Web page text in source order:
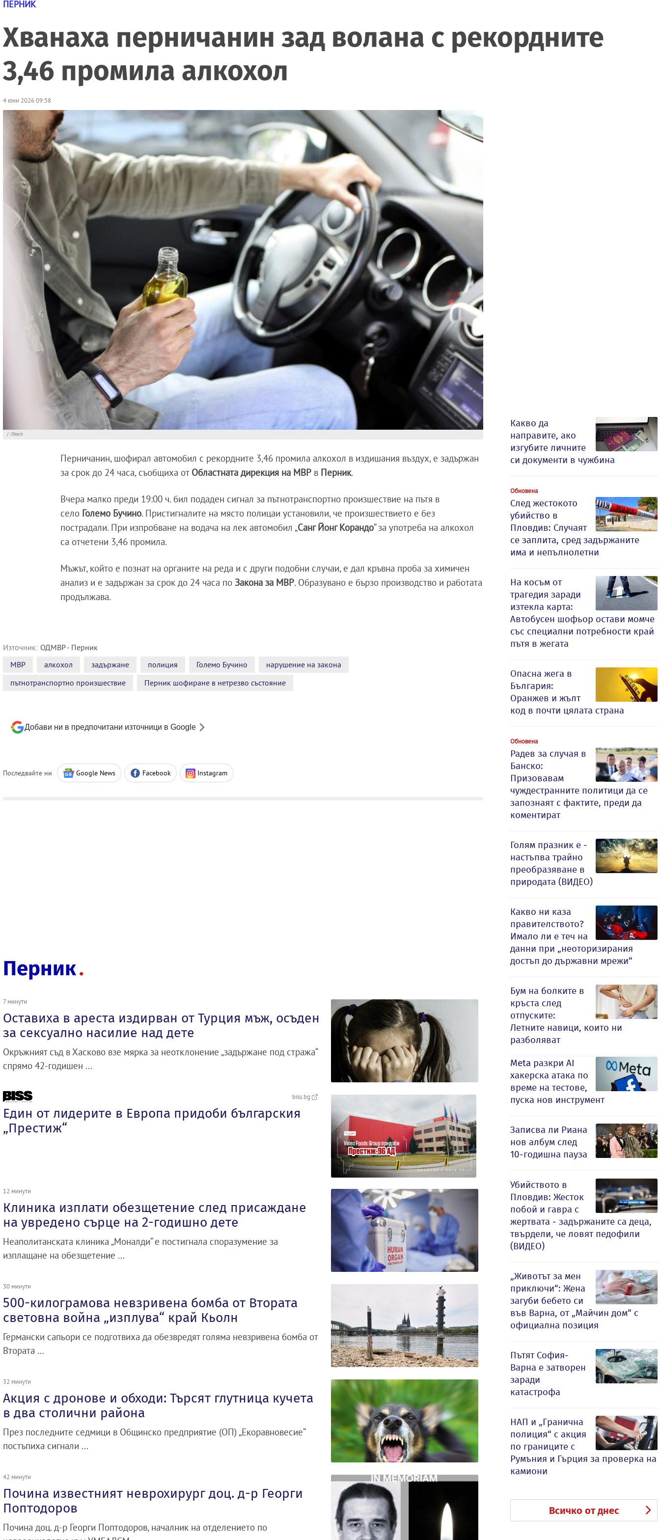
ПЕРНИК
Хванаха перничанин зад волана с рекордните
3,46 промила алкохол
4 юни 2026 09:58
/ iStock
Перничанин, шофирал автомобил с рекордните 3,46 промила алкохол в издишания въздух, е задържан
за срок до 24 часа, съобщиха от Областната дирекция на МВР в Перник.
Вчера малко преди 19:00 ч. бил подаден сигнал за пътнотранспортно произшествие на пътя в
село Големо Бучино. Пристигналите на място полицаи установили, че произшествието е без
пострадали. При изпробване на водача на лек автомобил „Санг Йонг Корандо“ за употреба на алкохол
са отчетени 3,46 промила.
Мъжът, който е познат на органите на реда и с други подобни случаи, е дал кръвна проба за химичен
анализ и е задържан за срок до 24 часа по Закона за МВР. Образувано е бързо производство и работата
продължава.
Източник: ОДМВР - Перник
МВР
алкохол задържане полиция Големо Бучино
нарушение на закона
пътнотранспортно произшествие
Перник шофиране в нетрезво състояние
Добави ни в предпочитани източници в Google
Последвайте ни Google News Facebook Instagram
Перник
7 минути
Оставиха в ареста издирван от Турция мъж, осъден
за сексуално насилие над дете
Окръжният съд в Хасково взе мярка за неотклонение „задържане под стража“
спрямо 42-годишен ...
biss.bg
Един от лидерите в Европа придоби българския
„Престиж“
12 минути
Клиника изплати обезщетение след присаждане
на увредено сърце на 2-годишно дете
Неаполитанската клиника „Моналди“ е постигнала споразумение за
изплащане на обезщетение ...
30 минути
500-килограмова невзривена бомба от Втората
световна война „изплува“ край Кьолн
Германски сапьори се подготвиха да обезвредят голяма невзривена бомба от
Втората ...
32 минути
Акция с дронове и обходи: Търсят глутница кучета
в два столични района
През последните седмици в Общинско предприятие (ОП) „Екоравновесие“
постъпиха сигнали ...
42 минути
Почина известният неврохирург доц. д-р Георги
Поптодоров
Почина доц. д-р Георги Поптодоров, началник на отделението по
Какво да
направите, ако
изгубите личните
си документи в чужбина
Обновена
След жестокото
убийство в
Пловдив: Случаят
се заплита, сред задържаните
има и непълнолетни
На косъм от
трагедия заради
изтекла карта:
Автобусен шофьор остави момче
със специални потребности край
пътя в жегата
Опасна жега в
България:
Оранжев и жълт
код в почти цялата страна
Обновена
Радев за случая в
Банско:
Призовавам
чуждестранните политици да се
запознаят с фактите, преди да
коментират
Голям празник е -
настъпва трайно
преобразяване в
природата (ВИДЕО)
Какво ни каза
правителството?
Имало ли е теч на
данни при „неоторизирания
достъп до държавни мрежи“
Бум на болките в
кръста след
отпуските:
Летните навици, които ни
разболяват
Meta разкри AI
хакерска атака по
време на тестове,
пуска нов инструмент
Записва ли Риана
нов албум след
10-годишна пауза
Убийството в
Пловдив: Жесток
побой и гавра с
жертвата - задържаните са деца,
твърдели, че ловят педофили
(ВИДЕО)
„Животът за мен
приключи“: Жена
загуби бебето си
във Варна, от „Майчин дом“ с
официална позиция
Пътят София-
Варна е затворен
заради
катастрофа
НАП и „Гранична
полиция“ с акция
по границите с
Румъния и Гърция за проверка на
камиони
Всичко от днес